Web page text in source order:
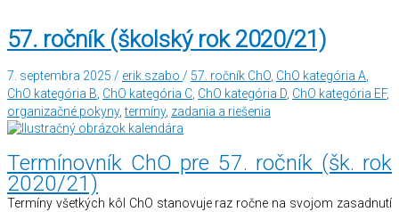
57. ročník (školský rok 2020/21)
7. septembra 2025 / erik.szabo / 57. ročník ChO, ChO kategória A,
ChO kategória B, ChO kategória C, ChO kategória D, ChO kategória EF,
organizačné pokyny,termíny, zadania a riešenia
Termínovník ChO pre 57. ročník (šk. rok
2020/21)
Termíny všetkých kôl ChO stanovuje raz ročne na svojom zasadnutí